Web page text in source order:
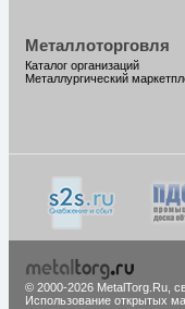
Металлоторговля
Каталог организаций
Металлургический
© 2000-2026 MetalTorg.Ru,
Использование открытых